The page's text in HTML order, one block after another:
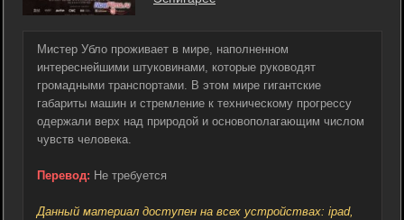
Мистер Убло проживает в мире, наполненном
интереснейшими штуковинами, которые руководят
громадными транспортами. В этом мире гигантские
габариты машин и стремление к техническому прогрессу
одержали верх над природой и основополагающим числом
чувств человека.
Перевод: Не требуется
Данный материал доступен на всех устройствах: ipad,